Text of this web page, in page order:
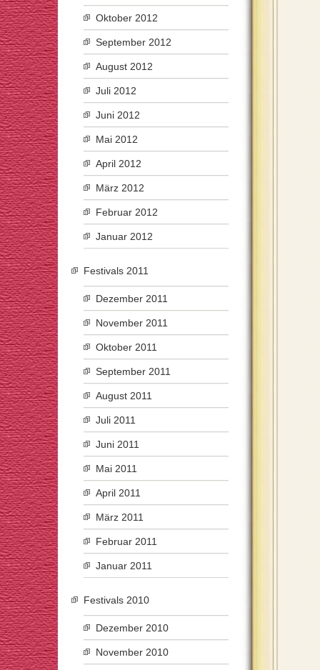
Oktober 2012
September 2012
August 2012
Juli 2012
Juni 2012
Mai 2012
April 2012
März 2012
Februar 2012
Januar 2012
Festivals 2011
Dezember 2011
November 2011
Oktober 2011
September 2011
August 2011
Juli 2011
Juni 2011
Mai 2011
April 2011
März 2011
Februar 2011
Januar 2011
Festivals 2010
Dezember 2010
November 2010